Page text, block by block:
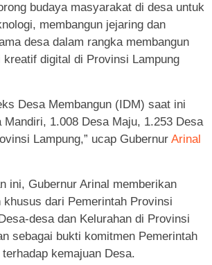
budaya masyarakat di desa untuk
membangun jejaring dan
desa dalam rangka membangun
kreatif digital di Provinsi Lampung
Desa Membangun (IDM) saat ini
Mandiri, 1.008 Desa Maju, 1.253 Desa
Lampung,” ucap Gubernur Arinal
ini, Gubernur Arinal memberikan
khusus dari Pemerintah Provinsi
desa dan Kelurahan di Provinsi
sebagai bukti komitmen Pemerintah
kemajuan Desa.